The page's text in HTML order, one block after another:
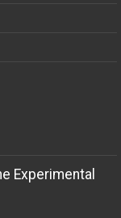
Experimental